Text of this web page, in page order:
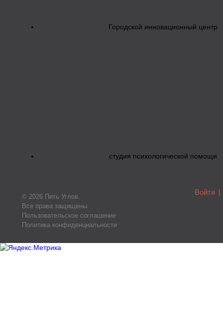
Городской инновационный центр
студия психологической помощи
© 2026 Пять Углов.
Все права защищены
Пользовательское соглашение
Политика конфиденциальности
Войти